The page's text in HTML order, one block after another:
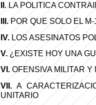
. LA POLITICA
III. POR QUE SOLO EL
IV. LOS ASESINATOS
V. ¿EXISTE HOY UNA
VI. OFENSIVA MILITAR
VII. A
UNITARIO